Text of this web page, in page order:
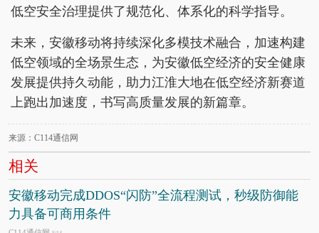
低空安全治理提供了规范化、体系化的科学指导。
未来，安徽移动将持续深化多模技术融合，加速构建
低空领域的全场景生态，为安徽低空经济的安全健康
发展提供持久动能，助力江淮大地在低空经济新赛道
上跑出加速度，书写高质量发展的新篇章。
来源：C114通信网
相关
安徽移动完成DDOS“闪防”全流程测试，秒级防御能
力具备可商用条件